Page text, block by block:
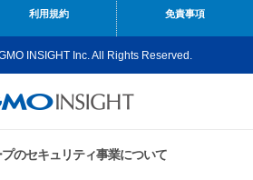
利用規約 免責事項
INSIGHT Inc. All Rights Reserved.
のセキュリティ事業について